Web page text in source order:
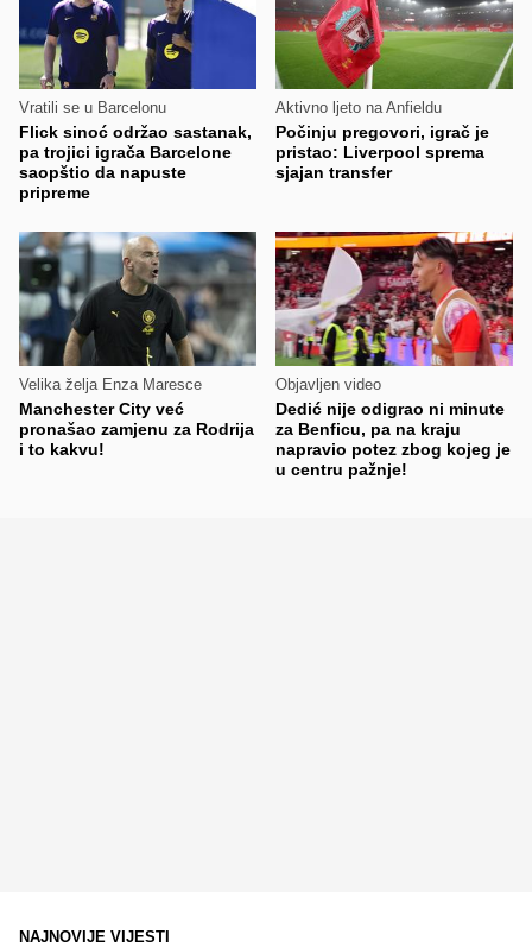
Vratili se u Barcelonu
Flick sinoć održao sastanak,
pa trojici igrača Barcelone
saopštio da napuste
pripreme
Aktivno ljeto na Anfieldu
Počinju pregovori, igrač je
pristao: Liverpool sprema
sjajan transfer
Velika želja Enza Maresce
Manchester City već
pronašao zamjenu za Rodrija
i to kakvu!
Objavljen video
Dedić nije odigrao ni minute
za Benficu, pa na kraju
napravio potez zbog kojeg je
u centru pažnje!
NAJNOVIJE VIJESTI